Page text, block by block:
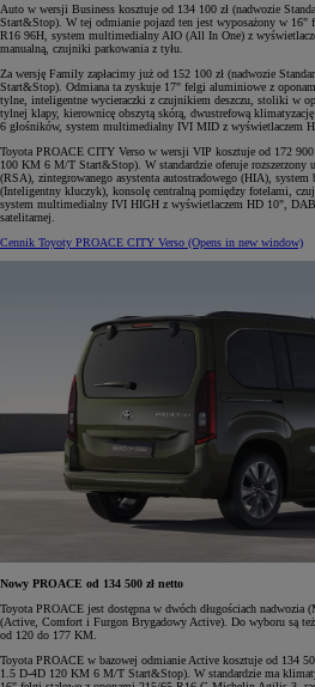
Auto w wersji Business kosztuje od 134 100 zł (nadwozie
Start&Stop). W tej odmianie pojazd ten jest wyposażony w 16"
R16 96H, system multimedialny AIO (All In One) z
manualną, czujniki parkowania z tyłu.
Za wersję Family zapłacimy już od 152 100 zł (nadwozie
Start&Stop). Odmiana ta zyskuje 17" felgi aluminiowe z
tylne, inteligentne wycieraczki z czujnikiem deszczu, stoliki w
tylnej klapy, kierownicę obszytą skórą, dwustrefową klimatyzację
6 głośników, system multimedialny IVI MID z wyświetlaczem
Toyota PROACE CITY Verso w wersji VIP kosztuje od 172
100 KM 6 M/T Start&Stop). W standardzie oferuje rozszerzony
(RSA), zintegrowanego asystenta autostradowego (HIA), system
(Inteligentny kluczyk), konsolę centralną pomiędzy fotelami,
system multimedialny IVI HIGH z wyświetlaczem HD 10",
satelitarnej.
Cennik Toyoty PROACE CITY Verso (Opens in new window)
Nowy PROACE od 134 500 zł netto
Toyota PROACE jest dostępna w dwóch długościach nadwozia
(Active, Comfort i Furgon Brygadowy Active). Do wyboru są
od 120 do 177 KM.
Toyota PROACE w bazowej odmianie Active kosztuje od 134
1.5 D-4D 120 KM 6 M/T Start&Stop). W standardzie ma